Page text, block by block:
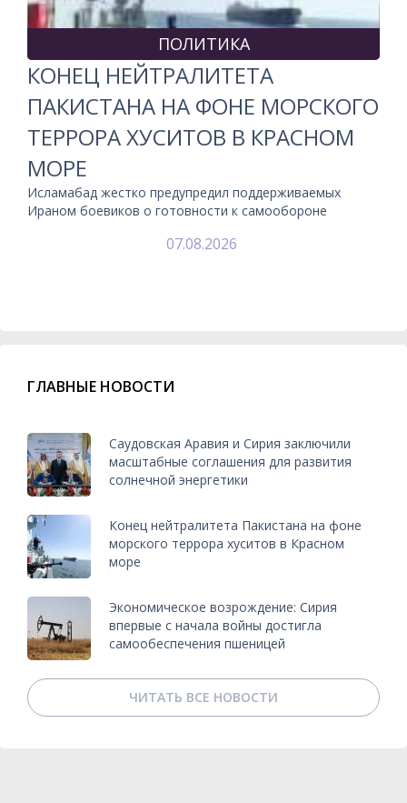
ПОЛИТИКА
КОНЕЦ НЕЙТРАЛИТЕТА
ПАКИСТАНА НА ФОНЕ МОРСКОГО
ТЕРРОРА ХУСИТОВ В КРАСНОМ
МОРЕ
Исламабад жестко предупредил поддерживаемых
Ираном боевиков о готовности к самообороне
07.08.2026
ГЛАВНЫЕ НОВОСТИ
Саудовская Аравия и Сирия заключили
масштабные соглашения для развития
солнечной энергетики
Конец нейтралитета Пакистана на фоне
морского террора хуситов в Красном
море
Экономическое возрождение: Сирия
впервые с начала войны достигла
самообеспечения пшеницей
ЧИТАТЬ ВСЕ НОВОСТИ